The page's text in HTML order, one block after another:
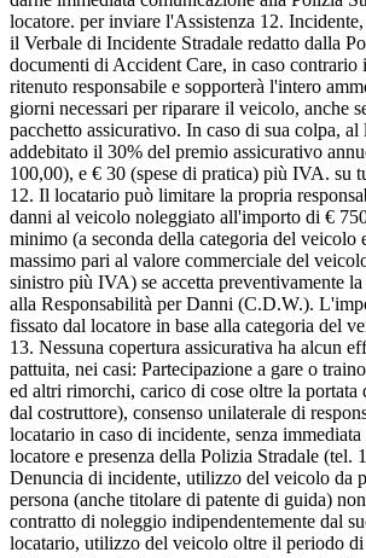
locatore. per inviare l'Assistenza 12.
il Verbale di Incidente Stradale redatto dalla
documenti di Accident Care, in caso contrario
ritenuto responsabile e sopporterà l'intero
giorni necessari per riparare il veicolo, anche
pacchetto assicurativo. In caso di sua colpa, al
addebitato il 30% del premio assicurativo
100,00), e € 30 (spese di pratica) più IVA. su
12. Il locatario può limitare la propria
danni al veicolo noleggiato all'importo di €
minimo (a seconda della categoria del veicolo
massimo pari al valore commerciale del
sinistro più IVA) se accetta preventivamente
alla Responsabilità per Danni (C.D.W.).
fissato dal locatore in base alla categoria del
13. Nessuna copertura assicurativa ha alcun
pattuita, nei casi: Partecipazione a gare o
ed altri rimorchi, carico di cose oltre la portata
dal costruttore), consenso unilaterale di
locatario in caso di incidente, senza
locatore e presenza della Polizia Stradale (tel.
Denuncia di incidente, utilizzo del veicolo da
persona (anche titolare di patente di guida)
contratto di noleggio indipendentemente dal
locatario, utilizzo del veicolo oltre il periodo